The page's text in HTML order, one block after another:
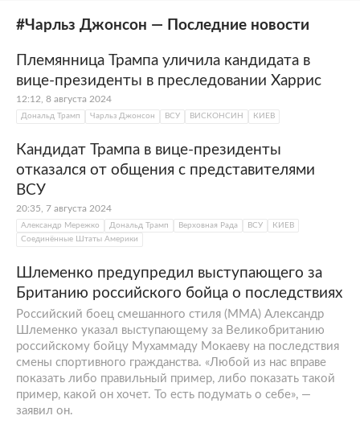
#Чарльз Джонсон — Последние новости
Племянница Трампа уличила кандидата в
вице-президенты в преследовании Харрис
12:12, 8 августа 2024
Дональд Трамп Чарльз Джонсон ВСУ ВИСКОНСИН КИЕВ
Кандидат Трампа в вице-президенты
отказался от общения с представителями
ВСУ
20:35, 7 августа 2024
Александр Мережко Дональд Трамп Верховная Рада ВСУ
КИЕВ
Соединённые Штаты Америки
Шлеменко предупредил выступающего за
Британию российского бойца о последствиях
Российский боец смешанного стиля (MMA) Александр
Шлеменко указал выступающему за Великобританию
российскому бойцу Мухаммаду Мокаеву на последствия
смены спортивного гражданства. «Любой из нас вправе
показать либо правильный пример, либо показать такой
пример, какой он хочет. То есть подумать о себе», —
заявил он.